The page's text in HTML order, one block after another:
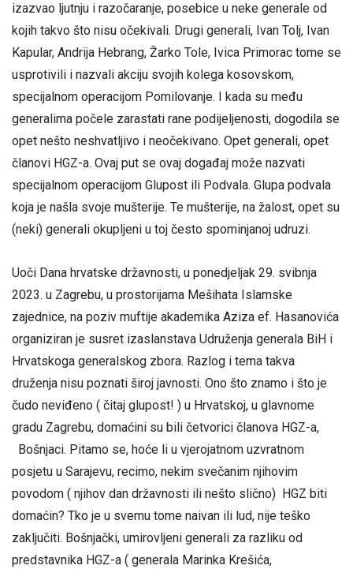
izazvao ljutnju i razočaranje, posebice u neke generale od
kojih takvo što nisu očekivali. Drugi generali, Ivan Tolj, Ivan
Kapular, Andrija Hebrang, Žarko Tole, Ivica Primorac tome se
usprotivili i nazvali akciju svojih kolega kosovskom,
specijalnom operacijom Pomilovanje. I kada su među
generalima počele zarastati rane podijeljenosti, dogodila se
opet nešto neshvatljivo i neočekivano. Opet generali, opet
članovi HGZ-a. Ovaj put se ovaj događaj može nazvati
specijalnom operacijom Glupost ili Podvala. Glupa podvala
koja je našla svoje mušterije. Te mušterije, na žalost, opet su
(neki) generali okupljeni u toj često spominjanoj udruzi.
Uoči Dana hrvatske državnosti, u ponedjeljak 29. svibnja
2023. u Zagrebu, u prostorijama Mešihata Islamske
zajednice, na poziv muftije akademika Aziza ef. Hasanovića
organiziran je susret izaslanstava Udruženja generala BiH i
Hrvatskoga generalskog zbora. Razlog i tema takva
druženja nisu poznati široj javnosti. Ono što znamo i što je
čudo neviđeno ( čitaj glupost! ) u Hrvatskoj, u glavnome
gradu Zagrebu, domaćini su bili četvorici članova HGZ-a,
Bošnjaci. Pitamo se, hoće li u vjerojatnom uzvratnom
posjetu u Sarajevu, recimo, nekim svečanim njihovim
povodom ( njihov dan državnosti ili nešto slično) HGZ biti
domaćin? Tko je u svemu tome naivan ili lud, nije teško
zaključiti. Bošnjački, umirovljeni generali za razliku od
predstavnika HGZ-a ( generala Marinka Krešića,